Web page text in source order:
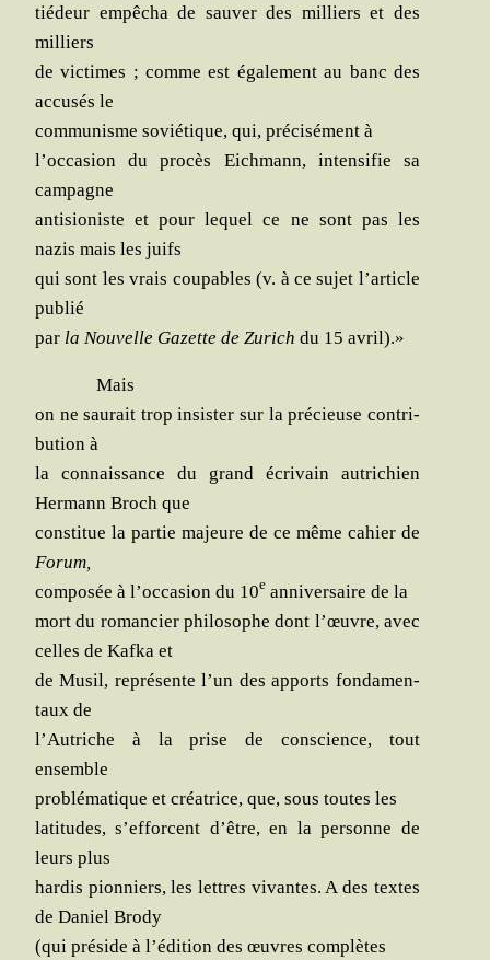
tié­deur empê­cha de sau­ver des mil­liers et des
milliers
de vic­times ; comme est éga­le­ment au banc des
accu­sés le
com­mu­nisme sovié­tique, qui, pré­ci­sé­ment à
l’occasion du pro­cès Eich­mann, inten­si­fie sa
campagne
anti­sio­niste et pour lequel ce ne sont pas les
nazis mais les juifs
qui sont les vrais cou­pables (v. à ce sujet l’article
publié
par la Nou­velle Gazette de Zurich du 15 avril).»
Mais
on ne sau­rait trop insis­ter sur la pré­cieuse contri­
bu­tion à
la connais­sance du grand écri­vain autri­chien
Her­mann Broch que
consti­tue la par­tie majeure de ce même cahier de
Forum,
com­po­sée à l’occasion du 10e anni­ver­saire de la
mort du roman­cier phi­lo­sophe dont l’œuvre, avec
celles de Kaf­ka et
de Musil, repré­sente l’un des apports fon­da­men­
taux de
l’Autriche à la prise de conscience, tout
ensemble
pro­blé­ma­tique et créa­trice, que, sous toutes les
lati­tudes, s’efforcent d’être, en la per­sonne de
leurs plus
har­dis pion­niers, les lettres vivantes. A des textes
de Daniel Brody
(qui pré­side à l’édition des œuvres complètes